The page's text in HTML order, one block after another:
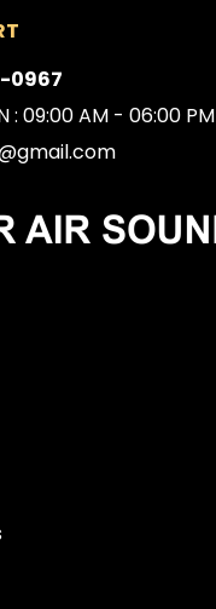
0967
: 09:00 AM - 06:00 PM